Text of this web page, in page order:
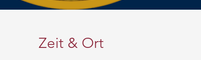
Zeit & Ort